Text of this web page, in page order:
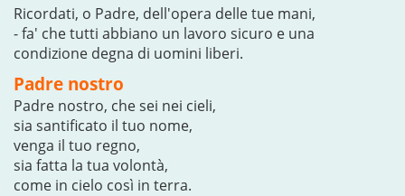
Ricordati, o Padre, dell'opera delle tue mani,
- fa' che tutti abbiano un lavoro sicuro e una
condizione degna di uomini liberi.
Padre nostro
Padre nostro, che sei nei cieli,
sia santificato il tuo nome,
venga il tuo regno,
sia fatta la tua volontà,
come in cielo così in terra.